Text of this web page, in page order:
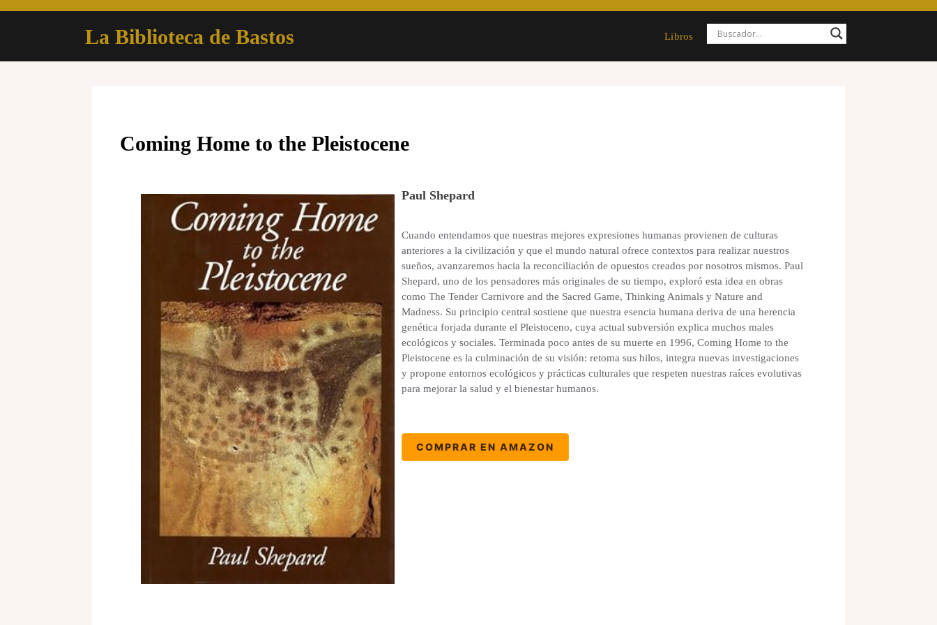
La Biblioteca de Bastos Libros
Coming Home to the Pleistocene
Paul Shepard
Cuando entendamos que nuestras mejores expresiones humanas provienen de culturas
anteriores a la civilización y que el mundo natural ofrece contextos para realizar nuestros
sueños, avanzaremos hacia la reconciliación de opuestos creados por nosotros mismos. Paul
Shepard, uno de los pensadores más originales de su tiempo, exploró esta idea en obras
como The Tender Carnivore and the Sacred Game, Thinking Animals y Nature and
Madness. Su principio central sostiene que nuestra esencia humana deriva de una herencia
genética forjada durante el Pleistoceno, cuya actual subversión explica muchos males
ecológicos y sociales. Terminada poco antes de su muerte en 1996, Coming Home to the
Pleistocene es la culminación de su visión: retoma sus hilos, integra nuevas investigaciones
y propone entornos ecológicos y prácticas culturales que respeten nuestras raíces evolutivas
para mejorar la salud y el bienestar humanos.
COMPRAR EN AMAZON